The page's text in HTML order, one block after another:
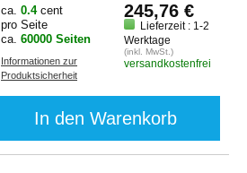
ca. 0.4 cent
pro Seite
ca. 60000 Seiten
Informationen zur
Produktsicherheit
245,76 €
Lieferzeit : 1-2
Werktage
(inkl. MwSt.)
versandkostenfrei
In den Warenkorb